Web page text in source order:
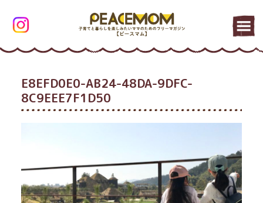
E8EFD0E0-AB24-48DA-9DFC-
8C9EEE7F1D50